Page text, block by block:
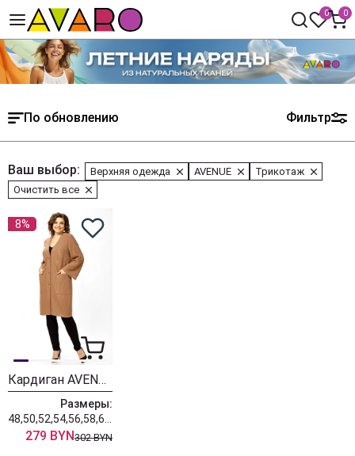
0 0
По обновлению Фильтр
Ваш выбор: Верхняя одежда AVENUE
Трикотаж
Очистить все
8%
Кардиган AVENUE 0340-2
Размеры:
279 BYN302 BYN